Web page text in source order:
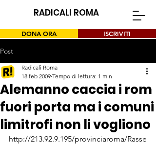
RADICALI ROMA
DONA ORA ISCRIVITI
Post
Alemanno caccia i rom
fuori porta ma i comuni
limitrofi non li vogliono
Radicali Roma
18 feb 2009 Tempo di lettura: 1 min
http://213.92.9.195/provinciaroma/Rasse